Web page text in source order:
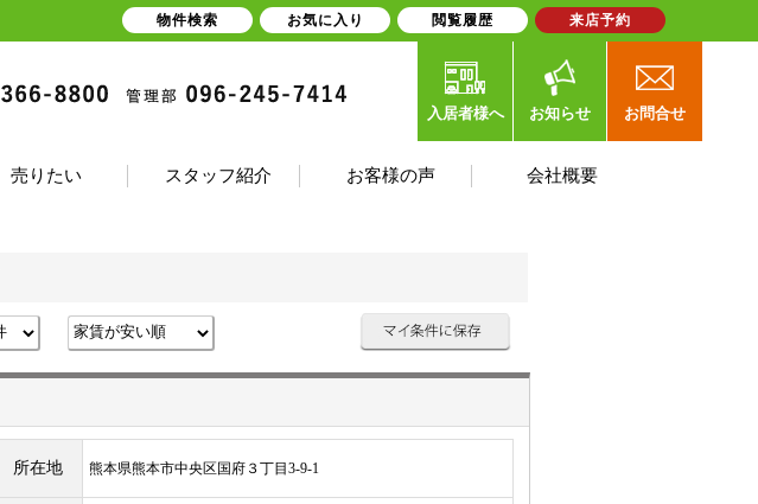
入居者様へ お知らせ お問合せ
売りたい スタッフ紹介 お客様の声 会社概要
所在地 熊本県熊本市中央区国府３丁目3-9-1
物件検索 お気に入り 閲覧履歴 来店予約